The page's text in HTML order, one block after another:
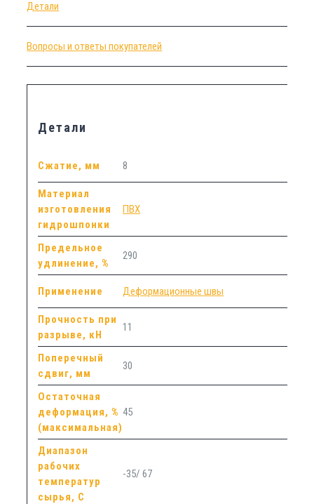
Детали
Вопросы и ответы покупателей
Детали
Сжатие, мм 8
Материал
изготовления
гидрошпонки
ПВХ
Предельное
удлинение, %
290
Применение Деформационные швы
Прочность при
разрыве, кН
11
Поперечный
сдвиг, мм
30
Остаточная
деформация, %
(максимальная)
45
Диапазон
рабочих
температур
сырья, С
-35/ 67